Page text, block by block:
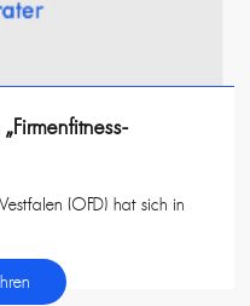
(OFD) hat sich in